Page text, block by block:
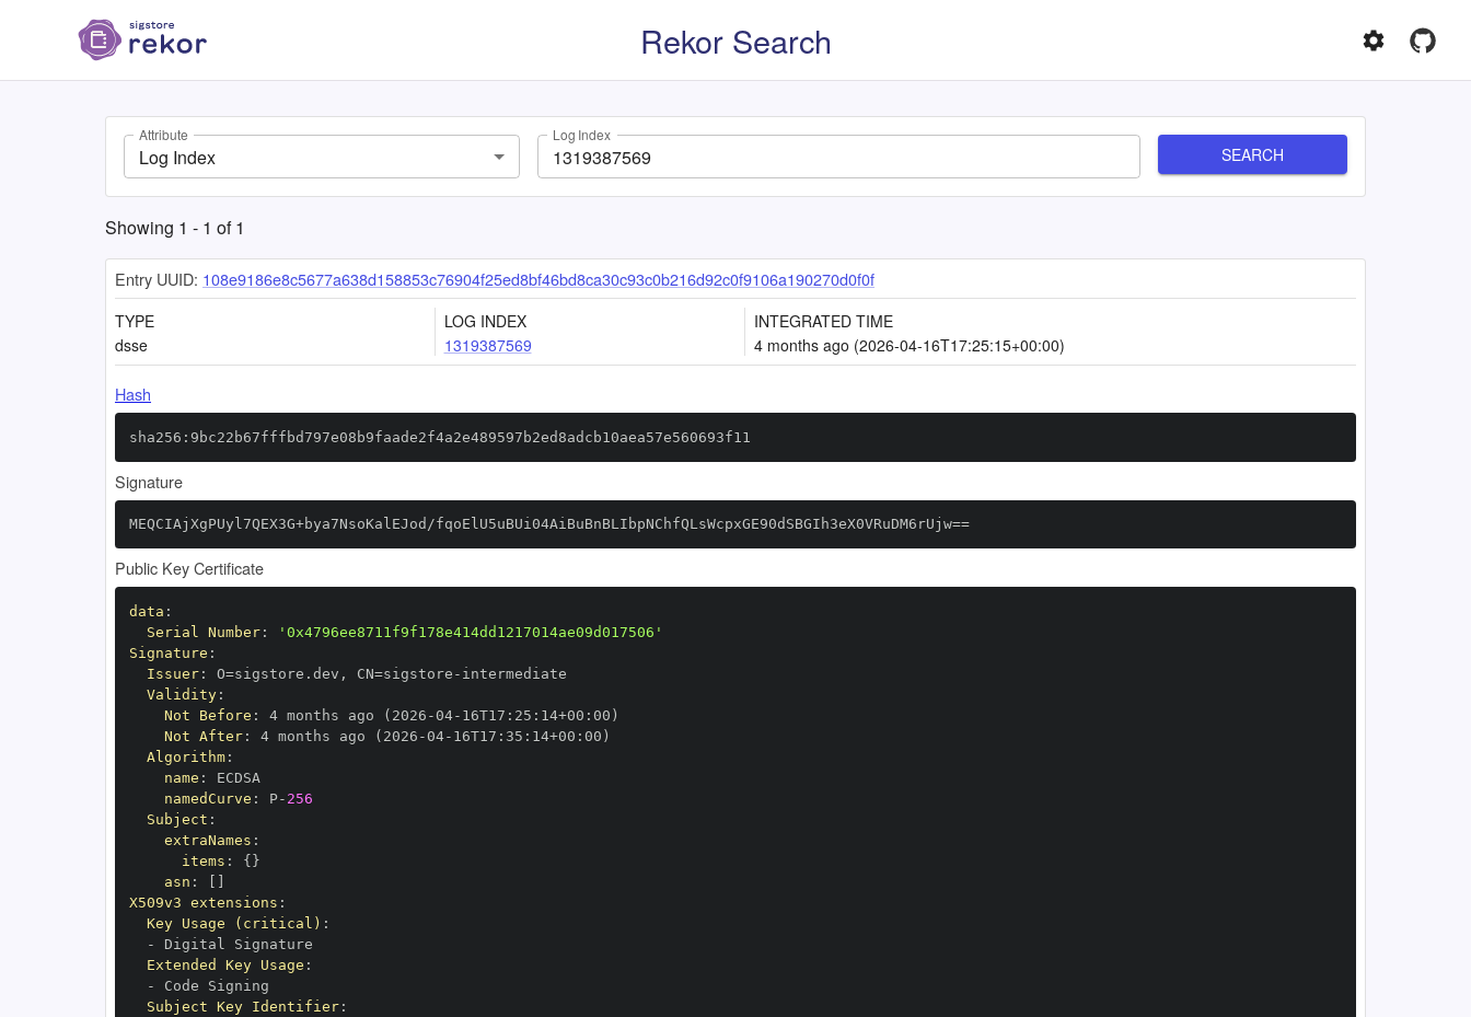
Rekor Search
Attribute
Log Index
Log Index
SEARCH
Showing 1 - 1 of1
Entry UUID: 108e9186e8c5677a638d158853c76904f25ed8bf46bd8ca30c93c0b216d92c0f9106a190270d0f0f
TYPE
dsse
LOG INDEX
1319387569
INTEGRATED TIME
4 months ago (2026-04-16T17:25:15+00:00)
Hash
sha256:9bc22b67fffbd797e08b9faade2f4a2e489597b2ed8adcb10aea57e560693f11
Signature
MEQCIAjXgPUyl7QEX3G+bya7NsoKalEJod/fqoElU5uBUi04AiBuBnBLIbpNChfQLsWcpxGE90dSBGIh3eX0VRuDM6rUjw==
Public Key Certificate
data :
Serial Number:
'0x4796ee8711f9f178e414dd1217014ae09d017506'
Signature :
Issuer: O=sigstore.dev , CN=sigstore -
Validity:
Not Before : 4 months ago (2026 -04- 16T17 : 25 : 14+00 :
Not After: 4 months ago (2026 -04- 16T17 : 35 : 14+00 :
Algorithm:
name :
namedCurve : P- 256
Subject :
extraNames :
items : { }
asn :
X509v3 extensions :
Key Usage (critical) :
-
Extended Key Usage :
-
Subject Key Identifier: